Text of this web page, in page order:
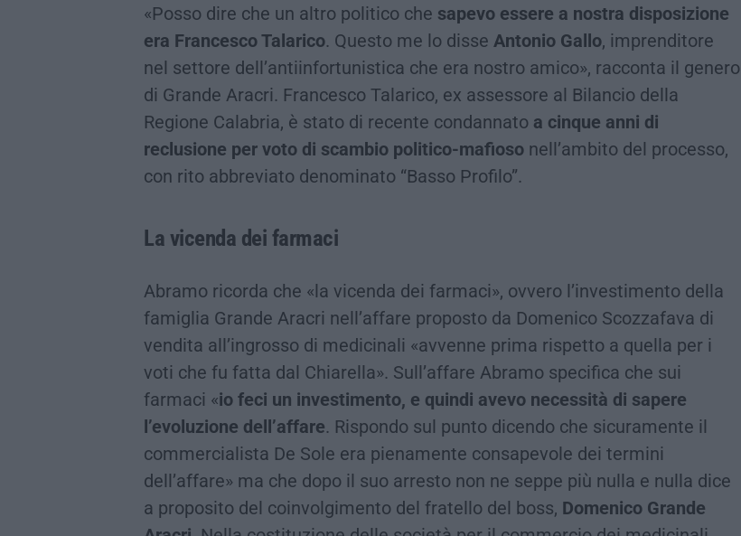
«Posso dire che un altro politico che sapevo essere a nostra disposizione
era Francesco Talarico. Questo me lo disse Antonio Gallo, imprenditore
nel settore dell’antiinfortunistica che era nostro amico», racconta il genero
di Grande Aracri. Francesco Talarico, ex assessore al Bilancio della
Regione Calabria, è stato di recente condannato a cinque anni di
reclusione per voto di scambio politico-mafioso nell’ambito del processo,
con rito abbreviato denominato “Basso Profilo”.
La vicenda dei farmaci
Abramo ricorda che «la vicenda dei farmaci», ovvero l’investimento della
famiglia Grande Aracri nell’affare proposto da Domenico Scozzafava di
vendita all’ingrosso di medicinali «avvenne prima rispetto a quella per i
voti che fu fatta dal Chiarella». Sull’affare Abramo specifica che sui
farmaci «io feci un investimento, e quindi avevo necessità di sapere
l’evoluzione dell’affare. Rispondo sul punto dicendo che sicuramente il
commercialista De Sole era pienamente consapevole dei termini
dell’affare» ma che dopo il suo arresto non ne seppe più nulla e nulla dice
a proposito del coinvolgimento del fratello del boss, Domenico Grande